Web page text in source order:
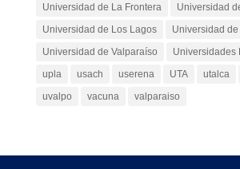
Universidad de La Frontera
Universidad
Universidad de Los Lagos
Universidad
Universidad de Valparaíso
Universidades
upla
usach userena UTA utalca
uvalpo
vacuna valparaiso